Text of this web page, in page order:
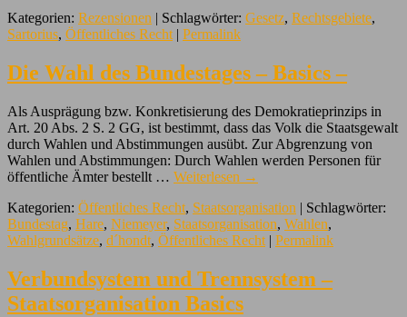
Kategorien: Rezensionen | Schlagwörter: Gesetz, Rechtsgebiete,
Sartorius, Öffentliches Recht | Permalink
Die Wahl des Bundestages – Basics –
Als Ausprägung bzw. Konkretisierung des Demokratieprinzips in
Art. 20 Abs. 2 S. 2 GG, ist bestimmt, dass das Volk die Staatsgewalt
durch Wahlen und Abstimmungen ausübt. Zur Abgrenzung von
Wahlen und Abstimmungen: Durch Wahlen werden Personen für
öffentliche Ämter bestellt … Weiterlesen →
Kategorien: Öffentliches Recht, Staatsorganisation | Schlagwörter:
Bundestag, Hare, Niemeyer, Staatsorganisation, Wahlen,
Wahlgrundsätze, d´hondt, Öffentliches Recht | Permalink
Verbundsystem und Trennsystem –
Staatsorganisation Basics